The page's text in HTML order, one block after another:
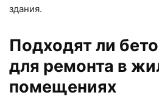
здания.
Подходят ли
для ремонта в
помещениях